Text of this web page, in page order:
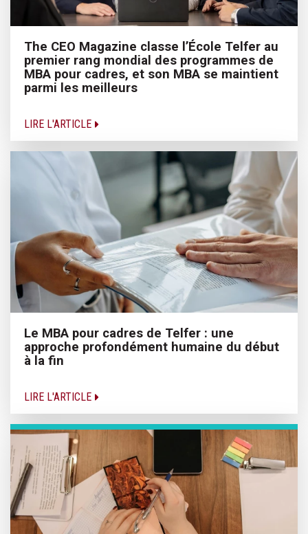
The CEO Magazine classe l’École Telfer au
premier rang mondial des programmes de
MBA pour cadres, et son MBA se maintient
parmi les meilleurs
LIRE L'ARTICLE
Le MBA pour cadres de Telfer : une
approche profondément humaine du début
à la fin
LIRE L'ARTICLE